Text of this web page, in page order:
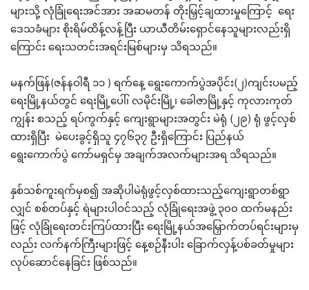
များသို့ လုံခြုံရေးအင်အား အဆမတန် တိုးမြှင့်ချထားမှုကြောင့် ရေး
ဒေသခံများ စိုးရိမ်ထိန့်လန့်ပြီး ယာယီတိမ်းရှောင်နေသူများလည်းရှိ
ကြောင်း ရေးသတင်းအရင်းမြစ်များမှ သိရသည်။
မနက်ဖြန်(ဇန်နဝါရီ ၁၁ ) ရက်နေ့ ရွေးကောက်ပွဲအပိုင်း(၂)ကျင်းပမည့်
ရေးမြို့နယ်တွင် ရေးမြို့ပေါ်၊ လမိုင်းမြို့၊ ခေါဇာမြို့နှင့် ကုလားကုတ်
ကျွန်း စသည့် ရပ်ကွက်နှင့် ကျေးရွာများအတွင်း မဲရုံ (၂၉) ရုံ ဖွင့်လှစ်
ထားရှိပြီး မဲပေးခွင့်ရှိသူ ၄၇၆၃၇ ဦးရှိကြောင်း ပြည်နယ်
ရွေးကောက်ပွဲ ကော်မရှင်မှ အချက်အလက်များအရ သိရသည်။
နှစ်သစ်ကူးရက်မှစ၍ အဆိုပါမဲရုံဖွင့်လှစ်ထားသည့်ကျေးရွာတစ်ရွာ
လျှင် စစ်တပ်နှင့် ရဲများပါဝင်သည့် လုံခြုံရေးအဖွဲ့ ၃၀၀ ထက်မနည်း
ဖြင့် လုံခြုံရေးတင်းကြပ်ထားပြီး ရေးမြို့နယ်အမြှောက်တပ်ရင်းများမှ
လည်း လက်နက်ကြီးများဖြင့် နေ့စဉ်နီးပါး ခြောက်လှန့်ပစ်ခတ်မှုများ
လုပ်ဆောင်နေခြင်း ဖြစ်သည်။